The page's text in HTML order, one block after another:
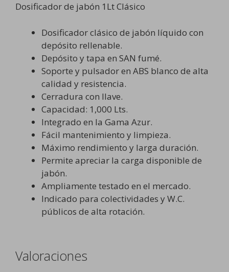
Dosificador de jabón 1Lt Clásico
Dosificador clásico de jabón líquido con
depósito rellenable.
Depósito y tapa en SAN fumé.
Soporte y pulsador en ABS blanco de alta
calidad y resistencia.
Cerradura con llave.
Capacidad: 1,000 Lts.
Integrado en la Gama Azur.
Fácil mantenimiento y limpieza.
Máximo rendimiento y larga duración.
Permite apreciar la carga disponible de
jabón.
Ampliamente testado en el mercado.
Indicado para colectividades y W.C.
públicos de alta rotación.
Valoraciones